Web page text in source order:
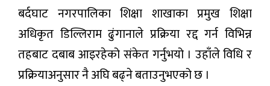
बर्दघाट नगरपालिका शिक्षा शाखाका प्रमुख शिक्षा
अधिकृत डिल्लिराम ढुंगानाले प्रक्रिया रद्द गर्न विभिन्न
तहबाट दबाब आइरहेको संकेत गर्नुभयो । उहाँले विधि र
प्रक्रियाअनुसार नै अघि बढ्ने बताउनुभएको छ ।